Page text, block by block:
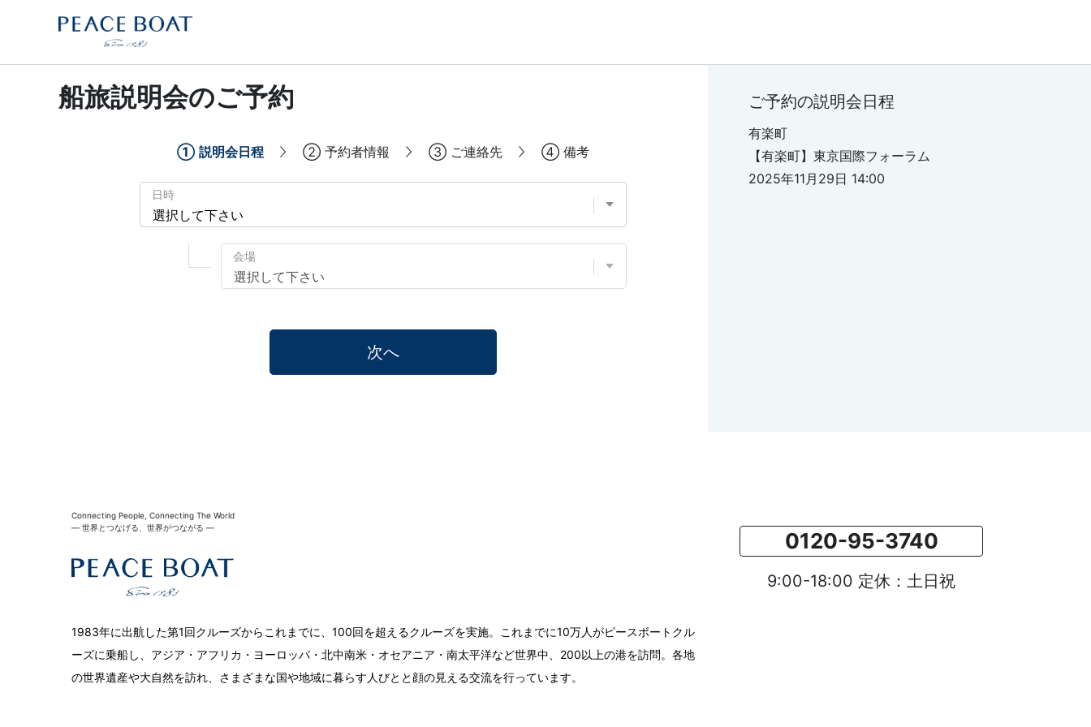
船旅説明会のご予約 ご予約の説明会日程
有楽町
【有楽町】東京国際フォーラム
2025年11月29日 14:00
① 説明会日程 ② 予約者情報 ③ ご連絡先 ④ 備考
日時
会場
次へ
0120-95-3740
9:00-18:00 定休：土日祝
Connecting People, Connecting The World
― 世界とつなげる、世界がつながる ―
1983年に出航した第1回クルーズからこれまでに、100回を超えるクルーズを実施。これまでに10万人がピースボートクル
ーズに乗船し、アジア・アフリカ・ヨーロッパ・北中南米・オセアニア・南太平洋など世界中、200以上の港を訪問。各地
の世界遺産や大自然を訪れ、さまざまな国や地域に暮らす人びとと顔の見える交流を行っています。